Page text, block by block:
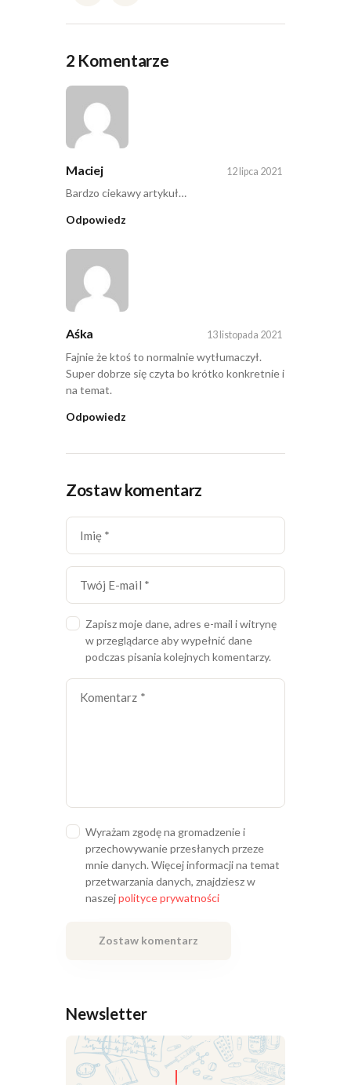
2 Komentarze
Maciej 12 lipca 2021
Bardzo ciekawy artykuł…
Odpowiedz
Aśka 13 listopada 2021
Fajnie że ktoś to normalnie wytłumaczył.
Super dobrze się czyta bo krótko konkretnie i
na temat.
Odpowiedz
Zostaw komentarz
Zapisz moje dane, adres e-mail i witrynę
w przeglądarce aby wypełnić dane
podczas pisania kolejnych komentarzy.
Wyrażam zgodę na gromadzenie i
przechowywanie przesłanych przeze
mnie danych. Więcej informacji na temat
przetwarzania danych, znajdziesz w
naszejpolityce prywatności
Newsletter